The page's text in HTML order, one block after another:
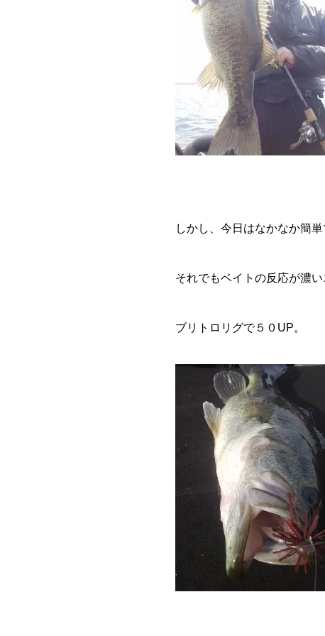
しかし、今日はなかなか簡
それでもベイトの反応が濃
ブリトロリグで５０UP。